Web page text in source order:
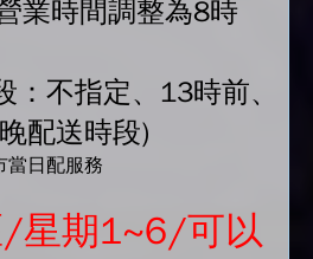
業時間調整為8時
不指定、13時前、
配送時段)
當日配服務
/星期1~6/可以